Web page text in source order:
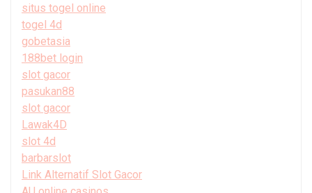
situs togel online
togel 4d
gobetasia
188bet login
slot gacor
pasukan88
slot gacor
Lawak4D
slot 4d
barbarslot
Link Alternatif Slot Gacor